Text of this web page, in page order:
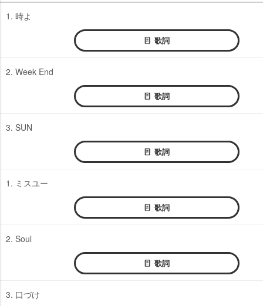
1. 時よ
歌詞
2. Week End
歌詞
3. SUN
歌詞
1. ミスユー
歌詞
2. Soul
歌詞
3. 口づけ